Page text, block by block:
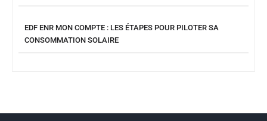
EDF ENR MON COMPTE : LES ÉTAPES POUR PILOTER SA
CONSOMMATION SOLAIRE